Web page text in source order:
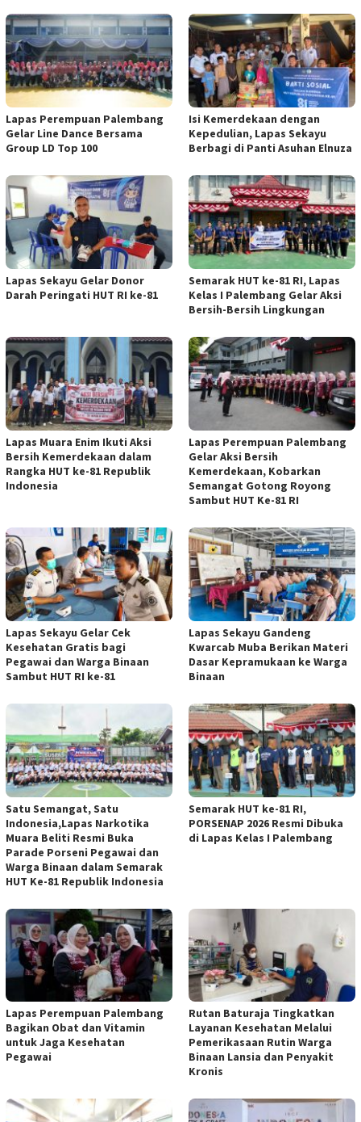
Lapas Perempuan Palembang
Gelar Line Dance Bersama
Group LD Top 100
Isi Kemerdekaan dengan
Kepedulian, Lapas Sekayu
Berbagi di Panti Asuhan Elnuza
Lapas Sekayu Gelar Donor
Darah Peringati HUT RI ke-81
Semarak HUT ke-81 RI, Lapas
Kelas I Palembang Gelar Aksi
Bersih-Bersih Lingkungan
Lapas Muara Enim Ikuti Aksi
Bersih Kemerdekaan dalam
Rangka HUT ke-81 Republik
Indonesia
Lapas Perempuan Palembang
Gelar Aksi Bersih
Kemerdekaan, Kobarkan
Semangat Gotong Royong
Sambut HUT Ke-81 RI
Lapas Sekayu Gelar Cek
Kesehatan Gratis bagi
Pegawai dan Warga Binaan
Sambut HUT RI ke-81
Lapas Sekayu Gandeng
Kwarcab Muba Berikan Materi
Dasar Kepramukaan ke Warga
Binaan
Satu Semangat, Satu
Indonesia,Lapas Narkotika
Muara Beliti Resmi Buka
Parade Porseni Pegawai dan
Warga Binaan dalam Semarak
HUT Ke-81 Republik Indonesia
Semarak HUT ke-81 RI,
PORSENAP 2026 Resmi Dibuka
di Lapas Kelas I Palembang
Lapas Perempuan Palembang
Bagikan Obat dan Vitamin
untuk Jaga Kesehatan
Pegawai
Rutan Baturaja Tingkatkan
Layanan Kesehatan Melalui
Pemerikasaan Rutin Warga
Binaan Lansia dan Penyakit
Kronis